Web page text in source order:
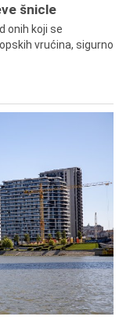
šnicle
onih koji se
vrućina, sigurno